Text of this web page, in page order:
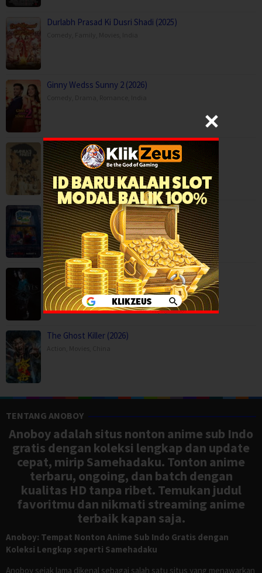
Durlabh Prasad Ki Dusri Shadi (2025)
Ginny Wedss Sunny 2 (2026)
Manila’s Finest (2025)
Action,Crime,Movies,Thriller,Philippines
Storm on Sesame Street (2026)
Animation,Family,Movies,
The Eyes (2026)
Horror,Movies,Thriller,Korea
The Ghost Killer (2026)
TENTANG ANOBOY
Anoboy adalah situs nonton anime sub Indo
gratis dengan koleksi lengkap dan update
cepat, mirip Samehadaku. Tonton anime
terbaru, ongoing, dan batch dengan
kualitas HD tanpa ribet. Temukan judul
favoritmu dan nikmati streaming anime
terbaik kapan saja.
Anoboy: Tempat Nonton Anime Sub Indo Gratis dengan
Koleksi Lengkap seperti Samehadaku
Anoboy sejak lama dikenal sebagai salah satu situs yang menawarkan